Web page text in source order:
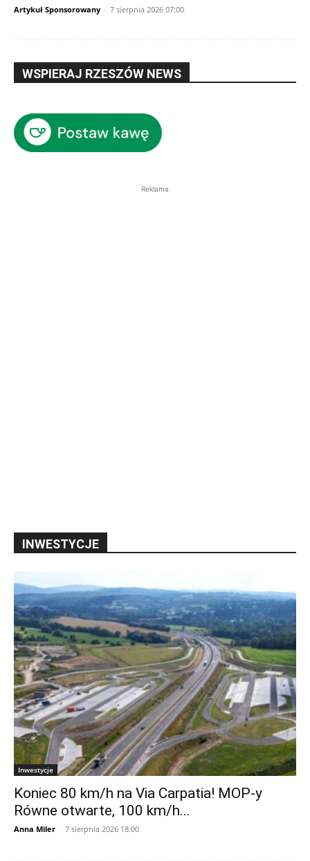
Artykuł Sponsorowany - 7 sierpnia 2026 07:00
WSPIERAJ RZESZÓW NEWS
Reklama
INWESTYCJE
Inwestycje
Koniec 80 km/h na Via Carpatia! MOP-y
Równe otwarte, 100 km/h...
Anna Miler - 7 sierpnia 2026 18:00